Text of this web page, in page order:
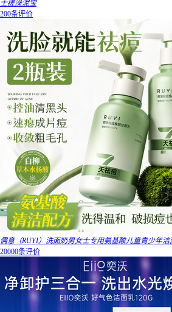
士搓澡泥宝
200条评价
儒意（RUYI）洗面奶男女士专用氨基酸儿童青少年
20000条评价